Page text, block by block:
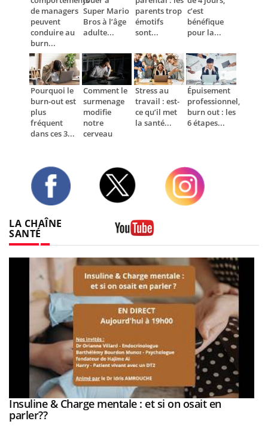
de managers
peuvent
conduire au
burn...
Super Mario
Bros à l’âge
adulte...
parents trop
émotifs
sont...
c’est
bénéfique
pour la...
Pourquoi le
burn-out est
plus
fréquent
dans ces 3...
Comment le
surmenage
modifie
notre
cerveau
Stress au
travail : est-
ce qu’il met
la santé...
Épuisement
professionnel,
burn out : les
6 étapes...
LA CHAÎNE
SANTÉ
Youtube
Youtube
Insuline & Charge mentale : et si on osait en
parler??Youtube